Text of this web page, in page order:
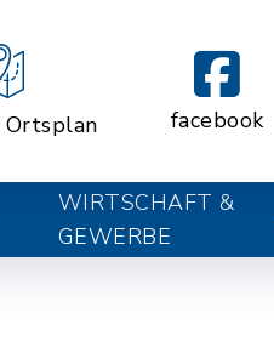
facebook
WIRTSCHAFT &
GEWERBE